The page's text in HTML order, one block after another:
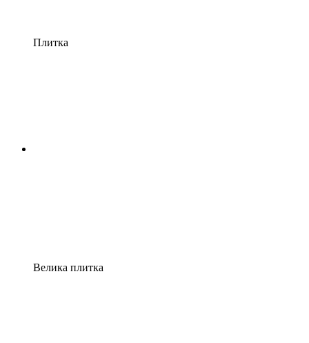
Плитка
Велика плитка